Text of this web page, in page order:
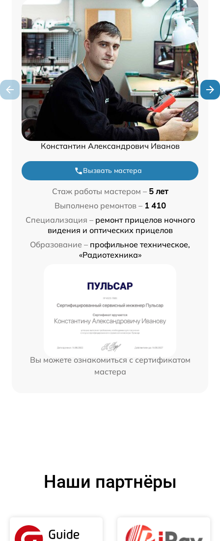
Константин Александрович Иванов
Вызвать мастера
Стаж работы мастером – 5 лет
Выполнено ремонтов – 1 410
Специализация – ремонт прицелов ночного
видения и оптических прицелов
Образование – профильное техническое,
«Радиотехника»
Вы можете ознакомиться с сертификатом
мастера
Наши партнёры